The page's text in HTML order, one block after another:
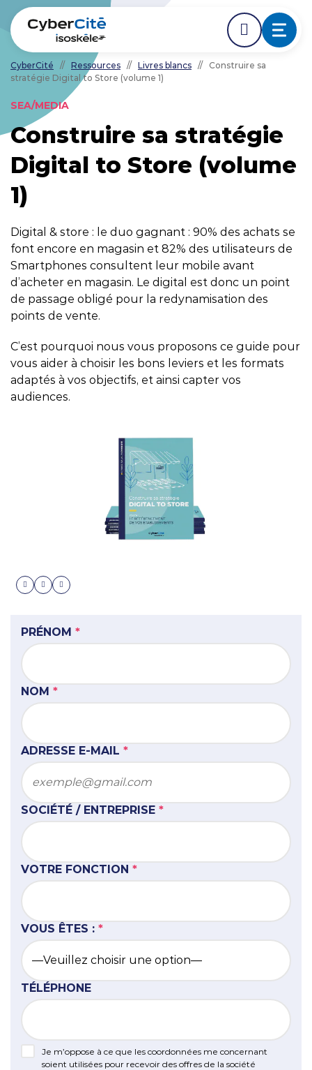
ACCÉDER DIRECTEMENT AU CONTENU PRINCIPAL
Nos expertises
L'agence
Ressources
NOUS CONTACTER
DIRECTEMENT AVANT LE DÉBUT DE LA
CyberCité // Ressources // Livres blancs //
Construire sa
stratégie Digital to Store (volume 1)
SEA/MEDIA
Construire sa stratégie
Digital to Store (volume
1)
Digital & store : le duo gagnant : 90% des achats se
font encore en magasin et 82% des utilisateurs de
Smartphones consultent leur mobile avant
d’acheter en magasin. Le digital est donc un point
de passage obligé pour la redynamisation des
points de vente.
C’est pourquoi nous vous proposons ce guide pour
vous aider à choisir les bons leviers et les formats
adaptés à vos objectifs, et ainsi capter vos
audiences.
PRÉNOM *
NOM *
ADRESSE E-MAIL *
SOCIÉTÉ / ENTREPRISE *
VOTRE FONCTION *
VOUS ÊTES : *
TÉLÉPHONE
Je m’oppose à ce que les coordonnées me concernant
soient utilisées pour recevoir des offres de la société